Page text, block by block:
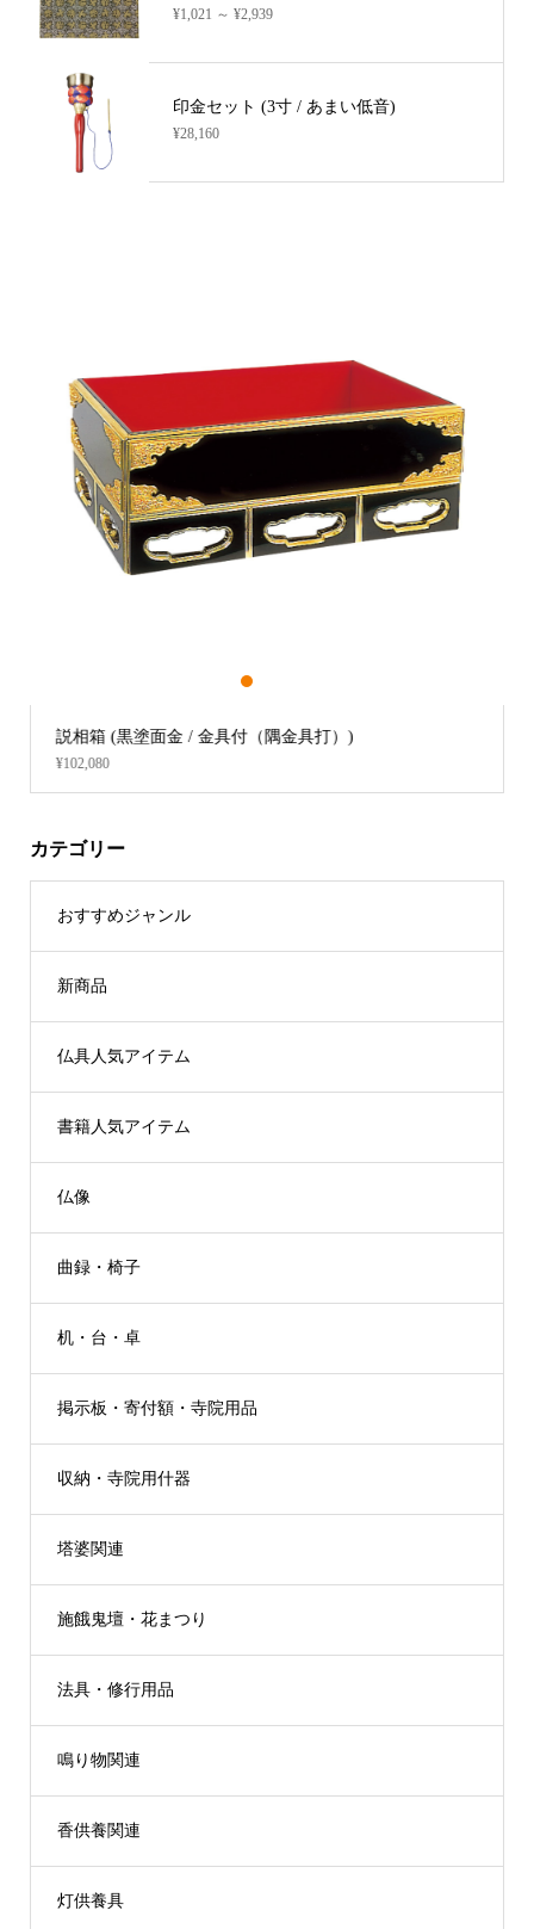
¥1,021 ～ ¥2,939
印金セット (3寸 / あまい低音)
¥28,160
説相箱 (黒塗面金 / 金具付（隅金具打）)
¥102,080
1
カテゴリー
おすすめジャンル
新商品
仏具人気アイテム
書籍人気アイテム
仏像
曲録・椅子
机・台・卓
掲示板・寄付額・寺院用品
収納・寺院用什器
塔婆関連
施餓鬼壇・花まつり
法具・修行用品
鳴り物関連
香供養関連
灯供養具